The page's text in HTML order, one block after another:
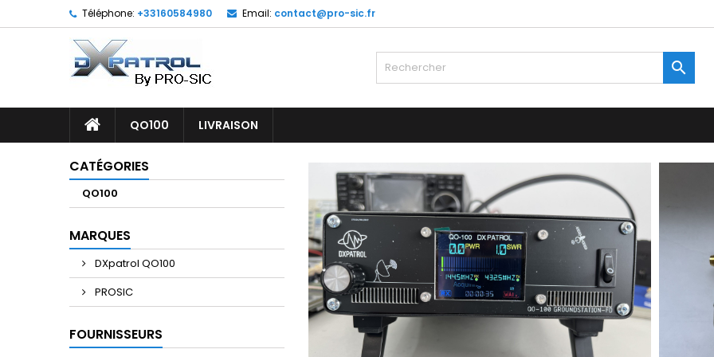
Téléphone: +33160584980 Email: contact@pro-sic.fr

QO100 LIVRAISON
CATÉGORIES
QO100
MARQUES
DXpatrol QO100
PROSIC
FOURNISSEURS